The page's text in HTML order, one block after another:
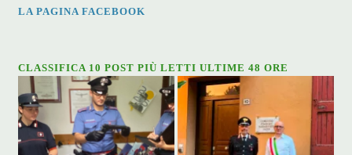
LA PAGINA FACEBOOK
CLASSIFICA 10 POST PIÙ LETTI ULTIME 48 ORE